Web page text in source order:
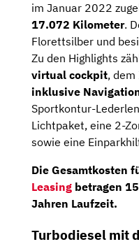
im Januar 2022
17.072 Kilometer.
Florettsilber und
Zu den Highlights
virtual cockpit,
inklusive
Sportkontur-
Lichtpaket, eine 2-
sowie eine
Die Gesamtkosten
Leasing betragen
Jahren Laufzeit.
Turbodiesel mit